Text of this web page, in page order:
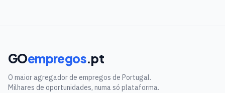
GOempregos.pt
O maior agregador de empregos de Portugal.
Milhares de oportunidades, numa só plataforma.